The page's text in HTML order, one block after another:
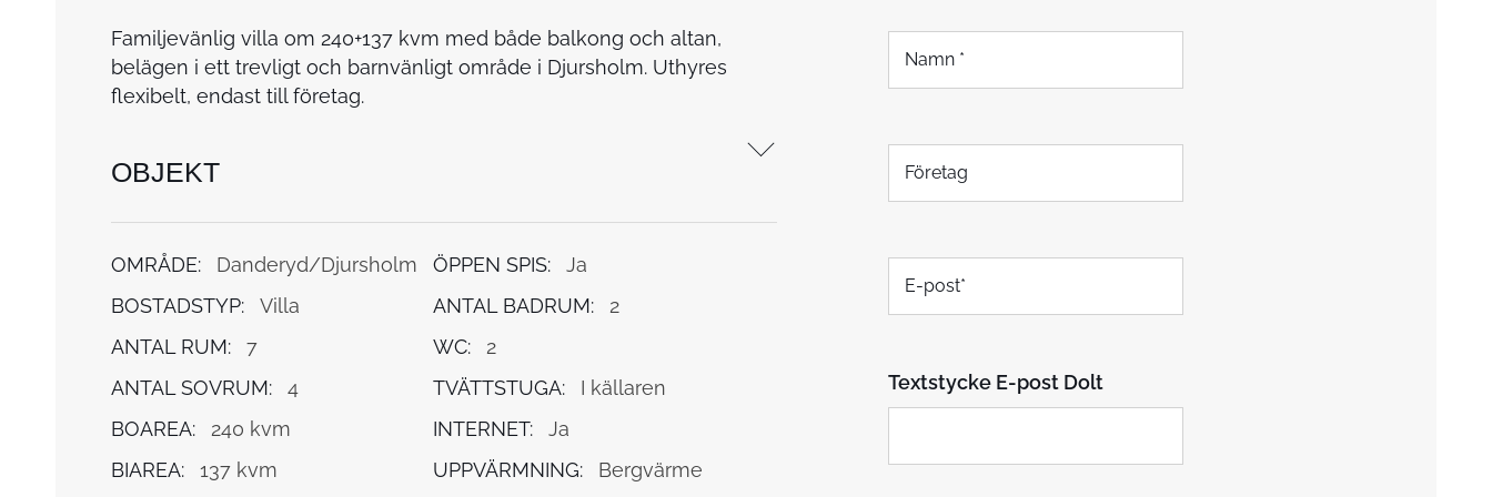
Familjevänlig villa om 240+137 kvm med både balkong och altan,
belägen i ett trevligt och barnvänligt område i Djursholm. Uthyres
flexibelt, endast till företag.
OBJEKT
OMRÅDE:
Danderyd/Djursholm
BOSTADSTYP:
Villa
ANTAL RUM:
7
ANTAL SOVRUM:
4
BOAREA:
240 kvm
BIAREA:
137 kvm
ÖPPEN SPIS:
Ja
ANTAL BADRUM:
2
WC:
2
TVÄTTSTUGA:
I källaren
INTERNET:
Ja
UPPVÄRMNING:
Bergvärme
m
r
p
t
*
Textstycke E-post Dolt